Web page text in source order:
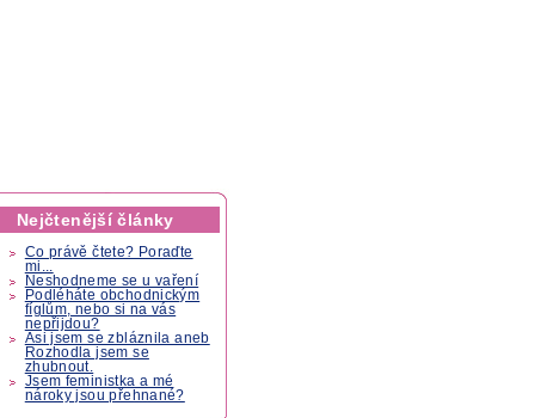
Nejčtenější články
Co právě čtete? Poraďte
mi...
Neshodneme se u vaření
Podléháte obchodnickým
fíglům, nebo si na vás
nepřijdou?
Asi jsem se zbláznila aneb
Rozhodla jsem se
zhubnout.
Jsem feministka a mé
nároky jsou přehnané?